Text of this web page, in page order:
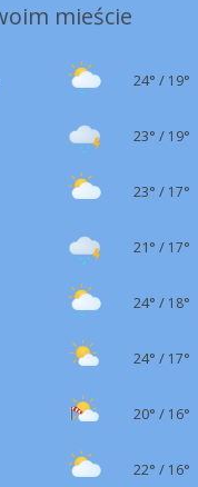
mieście
24° / 19°
23° / 19°
23° / 17°
21° / 17°
24° / 18°
24° / 17°
20° / 16°
22° / 16°